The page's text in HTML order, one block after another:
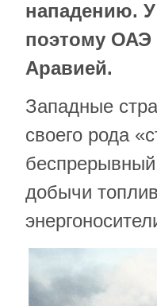
нападению.
поэтому ОАЭ
Аравией.
Западные
своего рода
беспрерывный
добычи